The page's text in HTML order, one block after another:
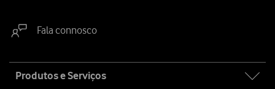
Fala connosco
map
Produtos e Serviços